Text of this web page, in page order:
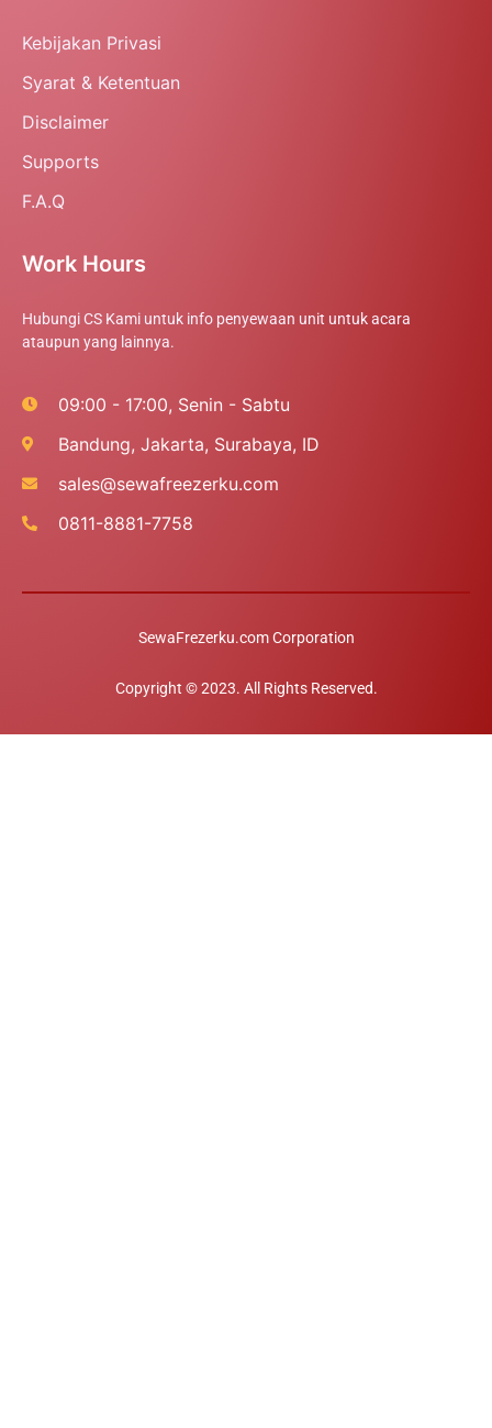
Kebijakan Privasi
Syarat & Ketentuan
Disclaimer
Supports
F.A.Q
Work Hours
Hubungi CS Kami untuk info penyewaan unit untuk acara
ataupun yang lainnya.
09:00 - 17:00, Senin - Sabtu
Bandung, Jakarta, Surabaya, ID
sales@sewafreezerku.com
0811-8881-7758
SewaFrezerku.com Corporation
Copyright © 2023. All Rights Reserved.